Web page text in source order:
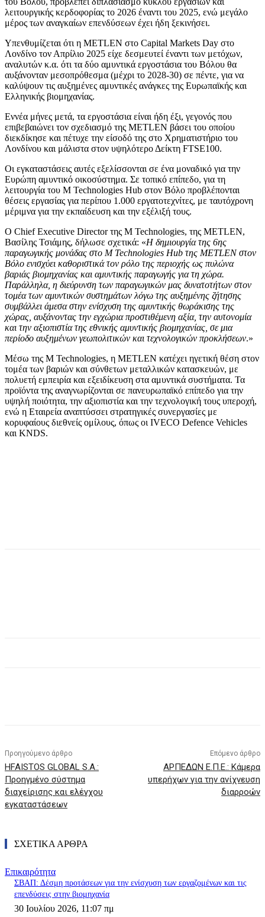
λειτουργικής κερδοφορίας το 2026 έναντι του 2025, ενώ μεγάλο
μέρος των αναγκαίων επενδύσεων έχει ήδη ξεκινήσει.
Υπενθυμίζεται ότι η METLEN στο Capital Markets Day στο
Λονδίνο τον Απρίλιο 2025 είχε δεσμευτεί έναντι των μετόχων,
αναλυτών κ.α. ότι τα δύο αμυντικά εργοστάσια του Βόλου θα
αυξάνονταν μεσοπρόθεσμα (μέχρι το 2028-30) σε πέντε, για να
καλύψουν τις αυξημένες αμυντικές ανάγκες της Ευρωπαϊκής και
Ελληνικής βιομηχανίας.
Εννέα μήνες μετά, τα εργοστάσια είναι ήδη έξι, γεγονός που
επιβεβαιώνει τον σχεδιασμό της METLEN βάσει του οποίου
διεκδίκησε και πέτυχε την είσοδό της στο Χρηματιστήριο του
Λονδίνου και μάλιστα στον υψηλότερο Δείκτη FTSE100.
Οι εγκαταστάσεις αυτές εξελίσσονται σε ένα μοναδικό για την
Ευρώπη αμυντικό οικοσύστημα. Σε τοπικό επίπεδο, για τη
λειτουργία του M Technologies Hub στον Βόλο προβλέπονται
θέσεις εργασίας για περίπου 1.000 εργατοτεχνίτες, με ταυτόχρονη
μέριμνα για την εκπαίδευση και την εξέλιξή τους.
Ο Chief Executive Director της M Technologies, της METLEN,
Βασίλης Τσιάμης, δήλωσε σχετικά: «Η δημιουργία της 6ης
παραγωγικής μονάδας στο M Technologies Hub της METLEN στον
Βόλο ενισχύει καθοριστικά τον ρόλο της περιοχής ως πυλώνα
βαριάς βιομηχανίας και αμυντικής παραγωγής για τη χώρα.
Παράλληλα, η διεύρυνση των παραγωγικών μας δυνατοτήτων στον
τομέα των αμυντικών συστημάτων λόγω της αυξημένης ζήτησης
συμβάλλει άμεσα στην ενίσχυση της αμυντικής θωράκισης της
χώρας, αυξάνοντας την εγχώρια προστιθέμενη αξία, την αυτονομία
και την αξιοπιστία της εθνικής αμυντικής βιομηχανίας, σε μια
περίοδο αυξημένων γεωπολιτικών και τεχνολογικών προκλήσεων.»
Μέσω της M Technologies, η METLEN κατέχει ηγετική θέση στον
τομέα των βαριών και σύνθετων μεταλλικών κατασκευών, με
πολυετή εμπειρία και εξειδίκευση στα αμυντικά συστήματα. Τα
προϊόντα της αναγνωρίζονται σε πανευρωπαϊκό επίπεδο για την
υψηλή ποιότητα, την αξιοπιστία και την τεχνολογική τους υπεροχή,
ενώ η Εταιρεία αναπτύσσει στρατηγικές συνεργασίες με
κορυφαίους διεθνείς ομίλους, όπως οι IVECO Defence Vehicles
και KNDS.
Προηγούμενο άρθρο
HFAISTOS GLOBAL S.A.:
Προηγμένο σύστημα
διαχείρισης και ελέγχου
εγκαταστάσεων
Επόμενο άρθρο
ΑΡΠΕΔΩΝ Ε.Π.Ε.: Κάμερα
υπερήχων για την ανίχνευση
διαρροών
ΣΧΕΤΙΚΑ ΑΡΘΡΑ
Επικαιρότητα
ΣΒΑΠ: Δέσμη προτάσεων για την ενίσχυση των εργαζομένων και τις
επενδύσεις στην βιομηχανία
30 Ιουλίου 2026, 11:07 πμ